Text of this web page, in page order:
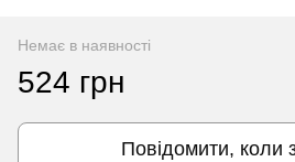
Немає в наявності
524 грн
Повідомити, коли